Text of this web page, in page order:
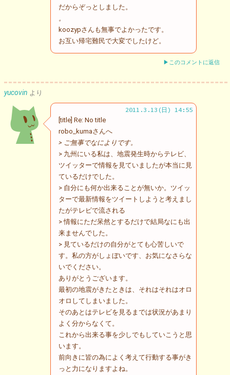
だからぞっとしました。
。
koozypさんも無事でよかったです。
お互い帰宅難民で大変でしたけど。
▶このコメントに返信
yucovin より
2011.3.13(日) 14:55
[title] Re: No title
robo_kumaさんへ
> ご無事でなによりです。
> 九州にいる私は、地震発生時からテレビ、
ツイッターで情報を見ていましたが本当に見
ているだけでした。
> 自分にも何か出来ることが無いか。ツイッ
ターで最新情報をツイートしようと考えまし
たがテレビで流される
> 情報にただ呆然とするだけで結局なにも出
来ませんでした。
> 見ているだけの自分がとても心苦しいで
す。私の方がしょぼいです、お気になさらな
いでください。
ありがとうございます。
最初の地震がきたときは、それはそれはオロ
オロしてしまいました。
そのあとはテレビを見るまでは状況があまり
よく分からなくて。
これから出来る事を少しでもしていこうと思
います。
前向きに皆の為によく考えて行動する事がき
っと力になりますよね。